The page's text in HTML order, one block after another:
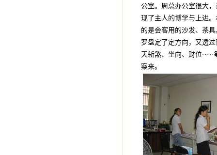
公室。周总办公室很大
现了主人的博学与上进
的是会客用的沙发、茶
罗盘定了定方向，又透
天斩煞、坐向、财位
案来。